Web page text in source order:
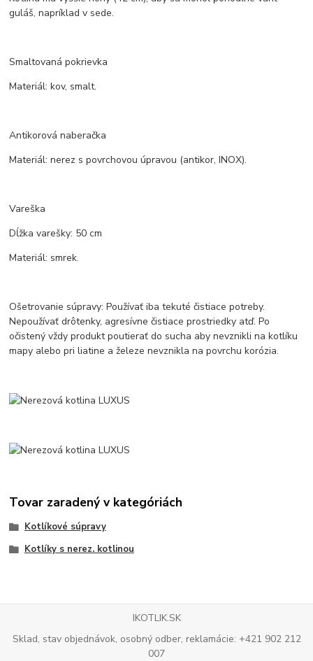
guláš, napríklad v sede.
Smaltovaná pokrievka
Materiál: kov, smalt.
Antikorová naberačka
Materiál: nerez s povrchovou úpravou (antikor, INOX).
Vareška
Dĺžka varešky: 50 cm
Materiál: smrek.
Ošetrovanie súpravy: Používať iba tekuté čistiace potreby.
Nepoužívať drôtenky, agresívne čistiace prostriedky atď. Po
očistený vždy produkt poutierať do sucha aby nevznikli na kotlíku
mapy alebo pri liatine a železe nevznikla na povrchu korózia.
Tovar zaradený v kategóriách
Kotlíkové súpravy
Kotlíky s nerez. kotlinou
IKOTLIK.SK
Sklad, stav objednávok, osobný odber, reklamácie: +421 902 212
007